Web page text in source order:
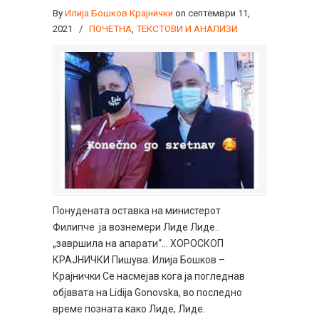
By Илија Бошков Крајнички on септември 11,
2021
/ ПОЧЕТНА, ТЕКСТОВИ И АНАЛИЗИ
Понудената оставка на министерот
Филипче ја вознемери Лиде Лиде..
„завршила на апарати“… ХОРОСКОП
КРАЈНИЧКИ Пишува: Илија Бошков –
Крајнички Се насмејав кога ја погледнав
објавата на Lidija Gonovska, во последно
време позната како Лиде, Лиде.